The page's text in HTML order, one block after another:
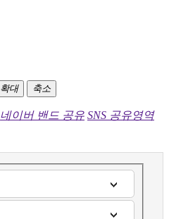
확대 축소
네이버 밴드 공유 SNS 공유영역